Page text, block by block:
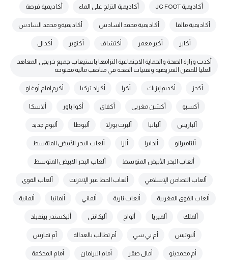
أكاديمية JC FOOT أكاديمية التزلج على الماء أكاديمية فرصة
أكاديمية مالقا أكاديمية محمد السادس أكاديميةو محمد السادس
أكاير أكبر معمر أكتشاف أكتوبر أكدال
أكدت وزارة الصحة والحماية الاجتماعية التزامها باستيعاب جميع خريجي المعاهد
العليا للمهن التمريضية وتقنيات الصحة في مناصب مالية مفتوحة
أكدز أكديم إيزيك أكرا أكراد تركيا أكرم إمام أوغلو
أكسبو أكشن مغربي أكفاي أكوا باور ألاسكا
ألباريس ألبانيا ألبرت بورلا ألبوطا ألبوم جديد
ألتاميرانو ألدابرا ألزا ألعاب البحر الأبيض المتةسط
ألعاب البحر الأبيض المتوسط ألعاب البحر الابيض المتوسط
ألعاب التضامن الإسلامي ألعاب الحظ عبر الإنترنت ألعاب القوى
ألعاب القوى المغربية ألعاب نارية ألماني ألمانيا ألمانية
ألملك ألميريا ألواح أليكانتي أليكسندر بينفيلد
أليوتيس أم بي سي أم تطالب بالعدالة أم تمارس
أم محمدينو أمال صقر أمام البرلمان أمام المحكمة